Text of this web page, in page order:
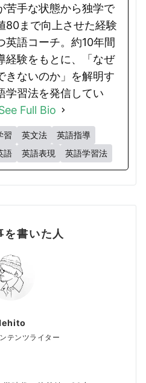
苦手な状態から独学で
80まで向上させた経験
英語コーチ。約10年間
経験をもとに、「なぜ
きないのか」を解明す
学習法を発信してい
Full Bio
習 英文法
英語指導
語
英語表現 英語学習法
を書いた人
テンツライター